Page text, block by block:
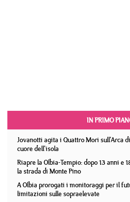
IN PRIMO
Jovanotti agita i Quattro Mori sull'Arca
cuore dell'isola
Riapre la Olbia-Tempio: dopo 13 anni e
la strada di Monte Pino
A Olbia prorogati i monitoraggi per il
limitazioni sulle sopraelevate